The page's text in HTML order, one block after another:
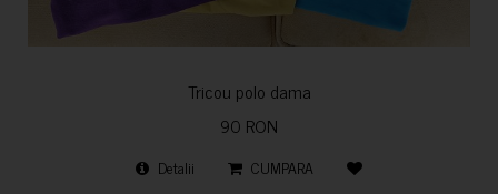
Tricou polo dama
90 RON
Detalii CUMPARA